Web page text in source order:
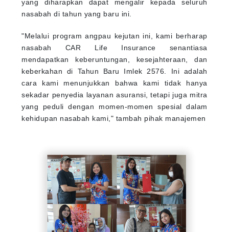
yang diharapkan dapat mengalir kepada seluruh
nasabah di tahun yang baru ini.
"Melalui program angpau kejutan ini, kami berharap
nasabah CAR Life Insurance senantiasa
mendapatkan keberuntungan, kesejahteraan, dan
keberkahan di Tahun Baru Imlek 2576. Ini adalah
cara kami menunjukkan bahwa kami tidak hanya
sekadar penyedia layanan asuransi, tetapi juga mitra
yang peduli dengan momen-momen spesial dalam
kehidupan nasabah kami," tambah pihak manajemen